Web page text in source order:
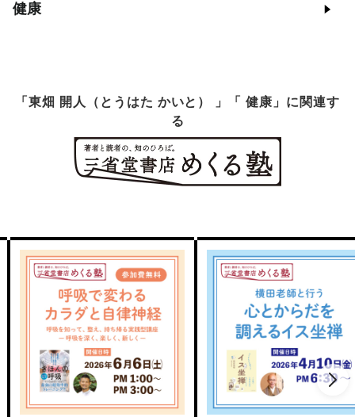
健康
「東畑 開人（とうはた かいと） 」「 健康」に関連す
る